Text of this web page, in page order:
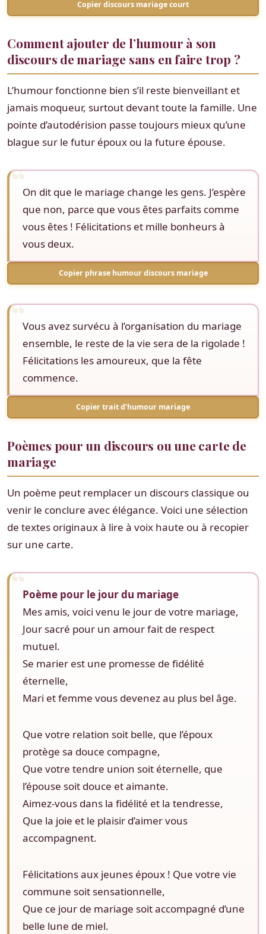
Copier discours mariage court
Comment ajouter de l’humour à son
discours de mariage sans en faire trop ?
L’humour fonctionne bien s’il reste bienveillant et
jamais moqueur, surtout devant toute la famille. Une
pointe d’autodérision passe toujours mieux qu’une
blague sur le futur époux ou la future épouse.
On dit que le mariage change les gens. J’espère
que non, parce que vous êtes parfaits comme
vous êtes ! Félicitations et mille bonheurs à
vous deux.
Copier phrase humour discours mariage
Vous avez survécu à l’organisation du mariage
ensemble, le reste de la vie sera de la rigolade !
Félicitations les amoureux, que la fête
commence.
Copier trait d’humour mariage
Poèmes pour un discours ou une carte de
mariage
Un poème peut remplacer un discours classique ou
venir le conclure avec élégance. Voici une sélection
de textes originaux à lire à voix haute ou à recopier
sur une carte.
Poème pour le jour du mariage
Mes amis, voici venu le jour de votre mariage,
Jour sacré pour un amour fait de respect
mutuel.
Se marier est une promesse de fidélité
éternelle,
Mari et femme vous devenez au plus bel âge.
Que votre relation soit belle, que l’époux
protège sa douce compagne,
Que votre tendre union soit éternelle, que
l’épouse soit douce et aimante.
Aimez-vous dans la fidélité et la tendresse,
Que la joie et le plaisir d’aimer vous
accompagnent.
Félicitations aux jeunes époux ! Que votre vie
commune soit sensationnelle,
Que ce jour de mariage soit accompagné d’une
belle lune de miel.